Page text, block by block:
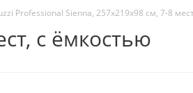
Professional Sienna, 257x219х98 см, 7-8
с ёмкостью